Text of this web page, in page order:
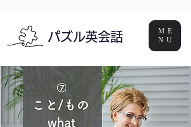
パズル英会話
ME
NU